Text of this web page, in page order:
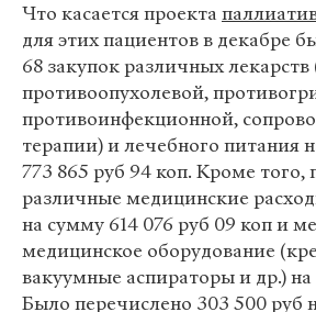
Что касается проекта
для этих пациентов в декабре
68 закупок различных лекарств
противоопухолевой,
противоинфекционной,
терапии) и лечебного питания
773 865 руб 94 коп. Кроме того,
различные медицинские
на сумму 614 076 руб 09 коп и
медицинское оборудование
вакуумные аспираторы и др.) на
Было перечислено 303 500 руб